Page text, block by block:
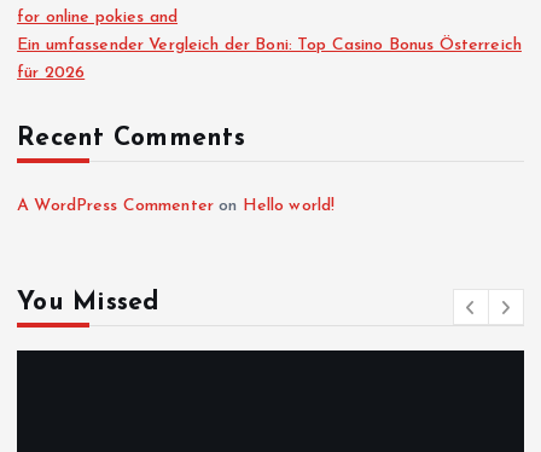
for online pokies and
Ein umfassender Vergleich der Boni: Top Casino Bonus Österreich
für 2026
Recent Comments
A WordPress Commenter on Hello world!
You Missed